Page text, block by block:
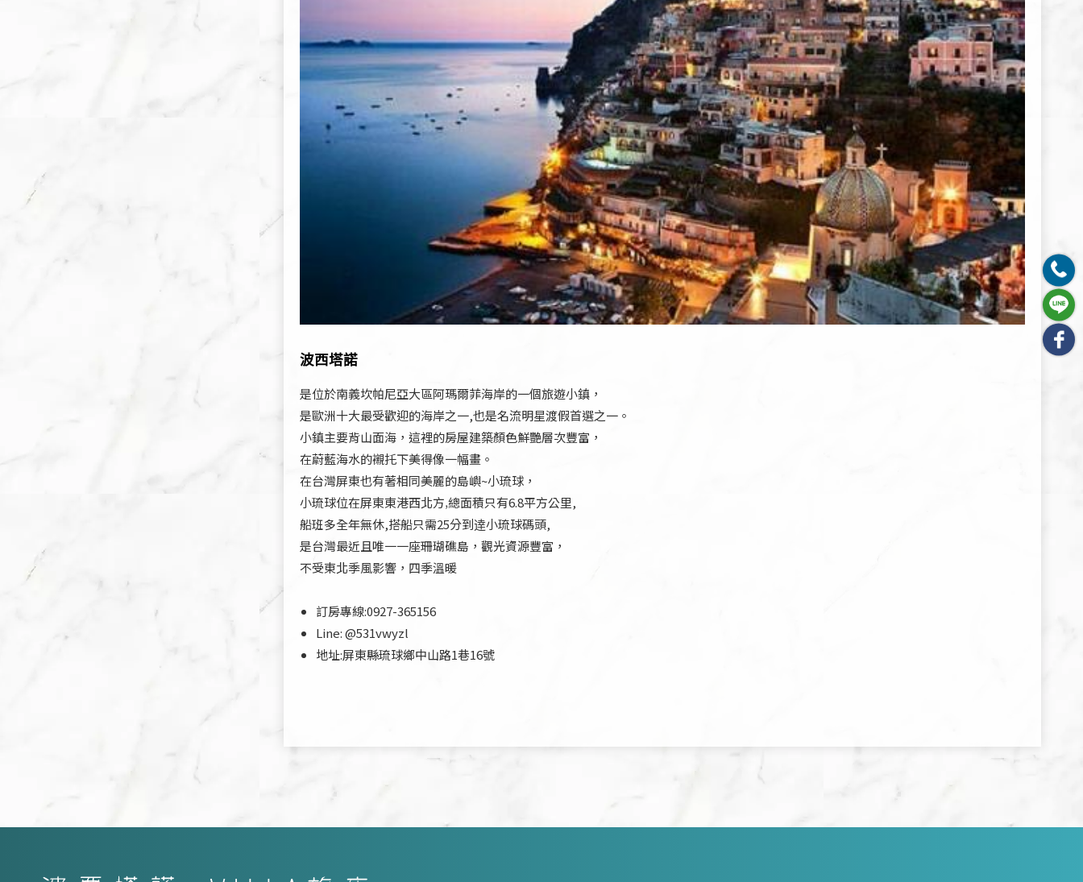
波西塔諾
是位於南義坎帕尼亞大區阿瑪爾菲海岸的一個旅遊小鎮，
是歐洲十大最受歡迎的海岸之一,也是名流明星渡假首選之一。
小鎮主要背山面海，這裡的房屋建築顏色鮮艷層次豐富，
在蔚藍海水的襯托下美得像一幅畫。
在台灣屏東也有著相同美麗的島嶼~小琉球，
小琉球位在屏東東港西北方‚總面積只有6.8平方公里,
船班多全年無休,搭船只需25分到逹小琉球碼頭,
是台灣最近且唯一一座珊瑚礁島，觀光資源豐富，
不受東北季風影響，四季溫暖
訂房專線:0927-365156
Line: @531vwyzl
地址:屏東縣琉球鄉中山路1巷16號